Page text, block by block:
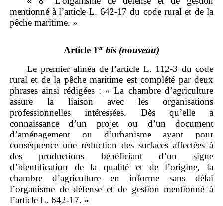
mentionné à l’article L. 642‑17 du code rural et de la
pêche maritime. »
Article 1er bis (nouveau)
Le premier alinéa de l’article L. 112‑3 du code
rural et de la pêche maritime est complété par deux
phrases ainsi rédigées : « La chambre d’agriculture
assure la liaison avec les organisations
professionnelles intéressées. Dès qu’elle a
connaissance d’un projet ou d’un document
d’aménagement ou d’urbanisme ayant pour
conséquence une réduction des surfaces affectées à
des productions bénéficiant d’un signe
d’identification de la qualité et de l’origine, la
chambre d’agriculture en informe sans délai
l’organisme de défense et de gestion mentionné à
l’article L. 642‑17. »